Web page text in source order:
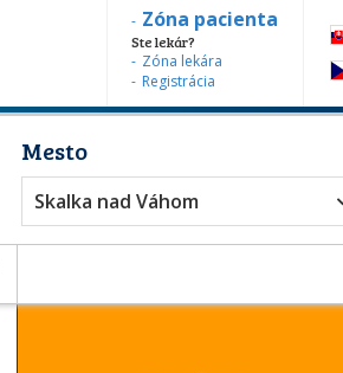
Zóna pacienta
Ste lekár?
Zóna lekára
Registrácia
Mesto
Skalka nad Váhom